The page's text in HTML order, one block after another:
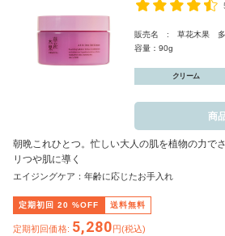
販売名 : 草花木果 多
容量：90g
クリーム
商
朝晩これひとつ。忙しい大人の肌を植物の力で
リつや肌に導く
エイジングケア：年齢に応じたお手入れ
定期初回 20 %OFF 送料無料
定期初回価格: 5,280円(税込)